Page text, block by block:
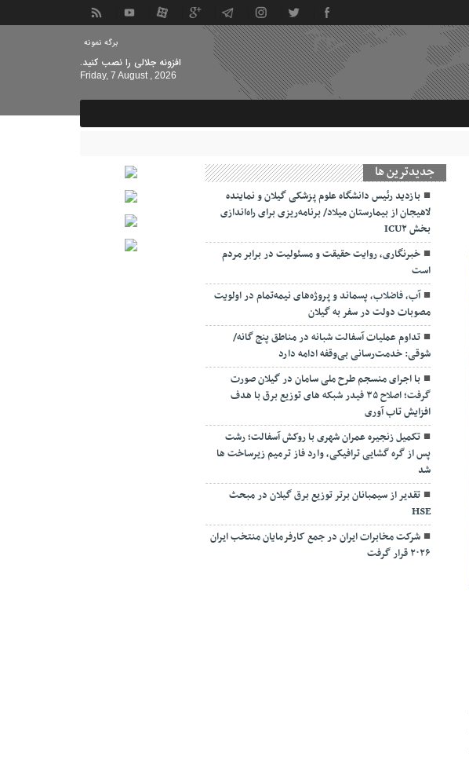
برگه نمونه
افزونه جلالی را نصب کنید.
Friday, 7 August , 2026
جديدترين ها
بازدید رئیس دانشگاه علوم پزشکی گیلان و نماینده
لاهیجان از بیمارستان میلاد/ برنامه‌ریزی برای راه‌اندازی
بخش ICU۲
خبرنگاری، روایت حقیقت و مسئولیت‌ در برابر مردم
است
آب، فاضلاب، پسماند و پروژه‌های نیمه‌تمام در اولویت
مصوبات دولت در سفر به گیلان
تداوم عملیات آسفالت‌ شبانه در مناطق پنج گانه/
شوقی: خدمت‌رسانی بی‌وقفه ادامه دارد
با اجرای منسجم طرح ملی سامان در گیلان صورت
گرفت؛ اصلاح ۳۵ فیدر شبکه های توزیع برق با هدف
افزایش تاب آوری
تکمیل زنجیره عمران شهری با روکش آسفالت؛ رشت
پس از گره گشایی ترافیکی، وارد فاز ترمیم زیرساخت ها
شد
تقدیر از سیمبانان برتر توزیع برق گیلان در مبحث
HSE
شرکت مخابرات ایران در جمع کارفرمایان منتخب ایران
۲۰۲۶ قرار گرفت